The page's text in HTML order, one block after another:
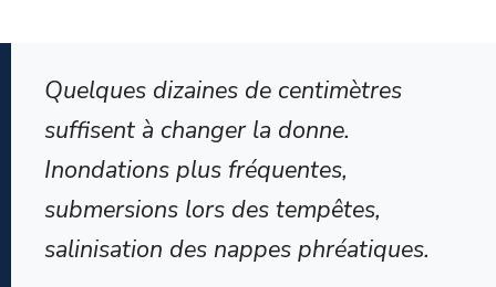
Quelques dizaines de centimètres
suffisent à changer la donne.
Inondations plus fréquentes,
submersions lors des tempêtes,
salinisation des nappes phréatiques.